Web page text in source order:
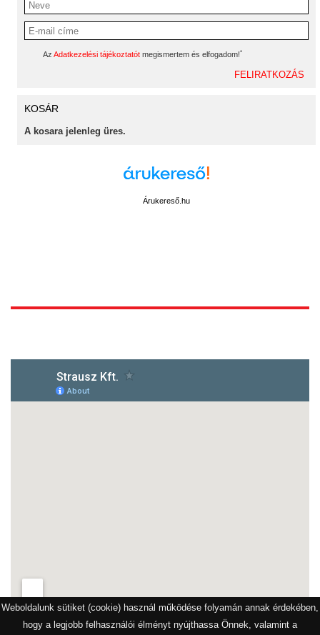
Weboldalunk sütiket (cookie) használ működése folyamán annak érdekében,
hogy a legjobb felhasználói élményt nyújthassa Önnek, valamint a
Az Adatkezelési tájékoztatót megismertem és elfogadom!*
KOSÁR
A kosara jelenleg üres.
Árukereső.hu